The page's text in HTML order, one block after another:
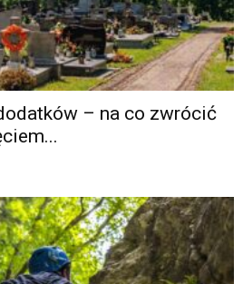
– na co zwrócić